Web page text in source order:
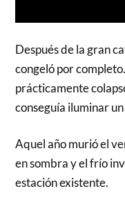
Después de la gran
congeló por
prácticamente
conseguía iluminar
Aquel año murió el
en sombra y el frío
estación existente.